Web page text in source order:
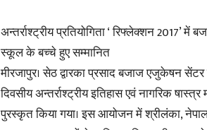
अन्तर्राश्ट्रीय प्रतियोगिता ‘ रिफ्लेक्शन 2017’ में
स्कूल के बच्चे हुए सम्मानित
मीरजापुर। सेठ द्वारका प्रसाद बजाज एजुकेषन
दिवसीय अन्तर्राश्ट्रीय इतिहास एवं नागरिक
पुरस्कृत किया गया। इस आयोजन में श्रीलंका,